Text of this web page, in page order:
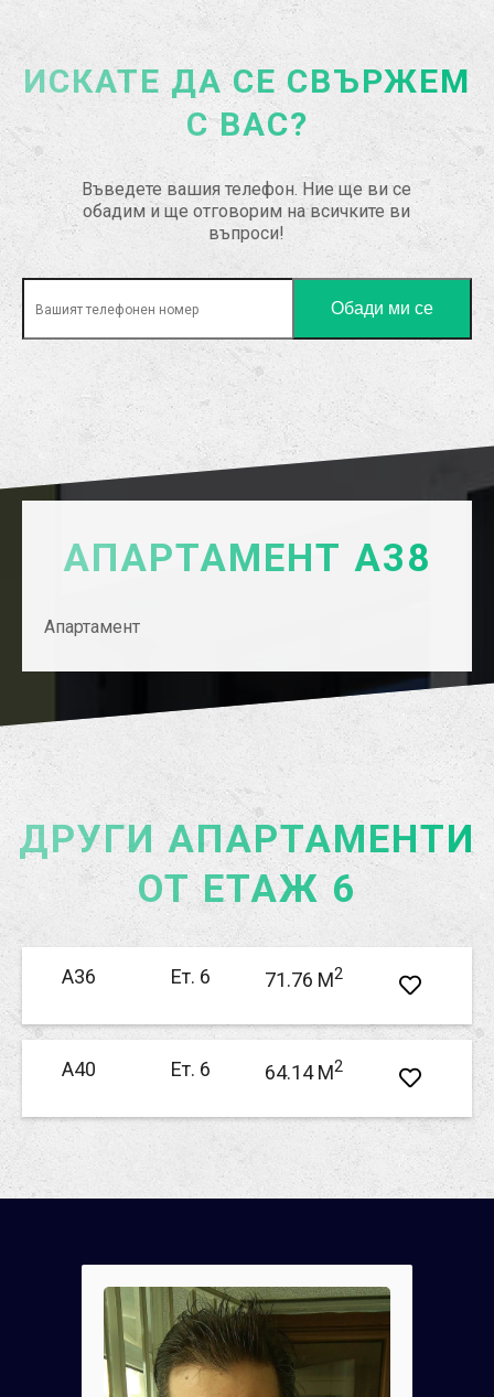
ИСКАТЕ ДА СЕ СВЪРЖЕМ
С ВАС?
Въведете вашия телефон. Ние ще ви се
обадим и ще отговорим на всичките ви
въпроси!
АПАРТАМЕНТ А38
Апартамент
ДРУГИ АПАРТАМЕНТИ
ОТ ЕТАЖ 6
А36 Ет. 6 71.76 M2
А40 Ет. 6 64.14 M2